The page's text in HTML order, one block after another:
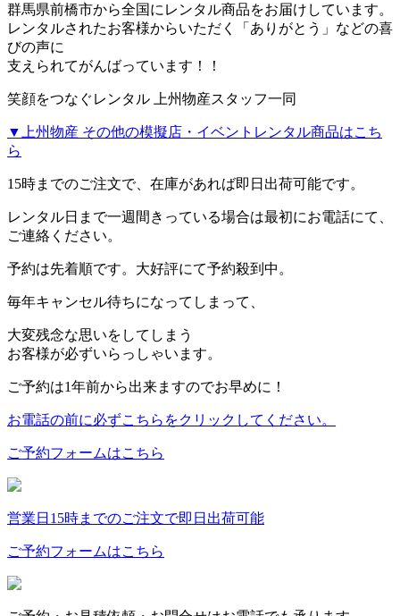
群馬県前橋市から全国にレンタル商品をお届けしています。
レンタルされたお客様からいただく「ありがとう」などの喜
びの声に
支えられてがんばっています！！
笑顔をつなぐレンタル 上州物産スタッフ一同
▼上州物産 その他の模擬店・イベントレンタル商品はこち
ら
15時までのご注文で、在庫があれば即日出荷可能です。
レンタル日まで一週間きっている場合は最初にお電話にて、
ご連絡ください。
予約は先着順です。大好評にて予約殺到中。
毎年キャンセル待ちになってしまって、
大変残念な思いをしてしまう
お客様が必ずいらっしゃいます。
ご予約は1年前から出来ますのでお早めに！
お電話の前に必ずこちらをクリックしてください。
ご予約フォームはこちら
営業日15時までのご注文で即日出荷可能
ご予約フォームはこちら